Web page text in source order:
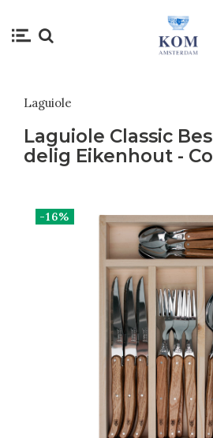
Laguiole
Laguiole Classic
delig Eikenhout -
-16%